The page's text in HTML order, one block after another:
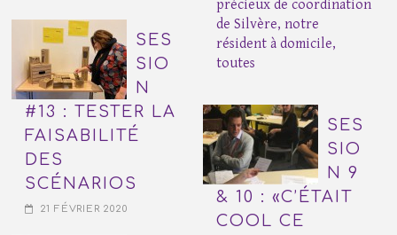
SES
SIO
N
#13 : TESTER LA
FAISABILITÉ
DES
SCÉNARIOS
21 FÉVRIER 2020
précieux de coordination
de Silvère, notre
résident à domicile,
toutes
SES
SIO
N 9
& 10 : «C’ÉTAIT
COOL CE